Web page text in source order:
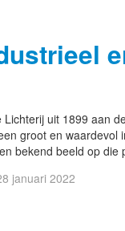
Lichterij uit 1899 aan
groot en waardevol
bekend beeld op die
januari 2022